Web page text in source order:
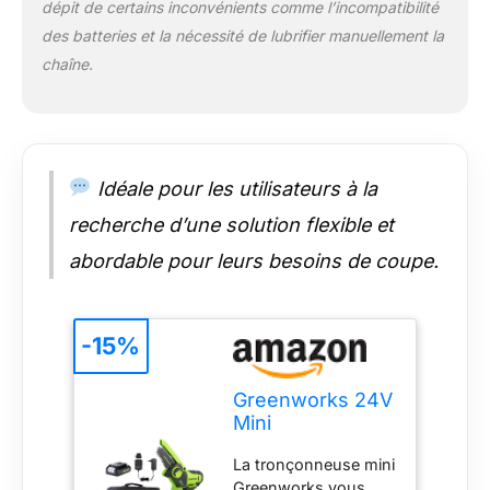
accidentellement. La
poignée en
coupe bien équilibrée
et élevée. La
électrique ne pèse
des bras pendant la
coupe. La petite taille
de la tronçonneuse à
batterie lui permet
également de
espaces étroits ou
dépit de certains inconvénients comme l’incompatibilité
des batteries et la nécessité de lubrifier manuellement la
chaîne.
Idéale pour les utilisateurs à la
recherche d’une solution flexible et
abordable pour leurs besoins de coupe.
Greenworks 24V
Mini
10cm
La tronçonneuse mini
-15%